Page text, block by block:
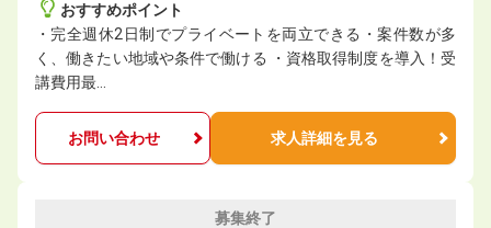
おすすめポイント
・完全週休2日制でプライベートを両立できる・案件数が多
く、働きたい地域や条件で働ける ・資格取得制度を導入！受
講費用最…
お問い合わせ 求人詳細を見る
募集終了